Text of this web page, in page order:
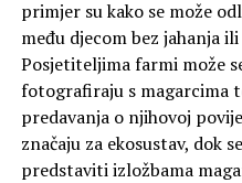
primjer su kako se može
među djecom bez jahanja
Posjetiteljima farmi može
fotografiraju s magarcima
predavanja o njihovoj
značaju za ekosustav, dok
predstaviti izložbama